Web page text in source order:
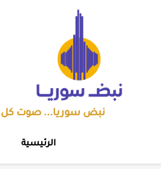
نبض سوريا... صوت كل
الرئيسية